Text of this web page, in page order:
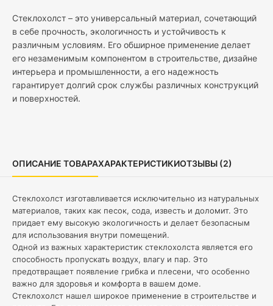
Стеклохолст – это универсальный материал, сочетающий
в себе прочность, экологичность и устойчивость к
различным условиям. Его обширное применение делает
его незаменимым компонентом в строительстве, дизайне
интерьера и промышленности, а его надежность
гарантирует долгий срок службы различных конструкций
и поверхностей.
ОПИСАНИЕ ТОВАРАХАРАКТЕРИСТИКИОТЗЫВЫ (2)
Стеклохолст изготавливается исключительно из натуральных
материалов, таких как песок, сода, известь и доломит. Это
придает ему высокую экологичность и делает безопасным
для использования внутри помещений.
Одной из важных характеристик стеклохолста является его
способность пропускать воздух, влагу и пар. Это
предотвращает появление грибка и плесени, что особенно
важно для здоровья и комфорта в вашем доме.
Стеклохолст нашел широкое применение в строительстве и